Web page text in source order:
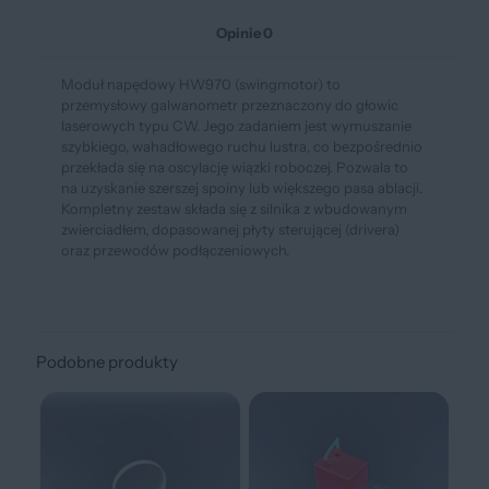
Opinie0
Moduł napędowy HW970 (swingmotor) to
przemysłowy galwanometr przeznaczony do głowic
laserowych typu CW. Jego zadaniem jest wymuszanie
szybkiego, wahadłowego ruchu lustra, co bezpośrednio
przekłada się na oscylację wiązki roboczej. Pozwala to
na uzyskanie szerszej spoiny lub większego pasa ablacji.
Kompletny zestaw składa się z silnika z wbudowanym
zwierciadłem, dopasowanej płyty sterującej (drivera)
oraz przewodów podłączeniowych.
Podobne produkty